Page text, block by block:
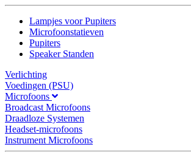
Lampjes voor Pupiters
Microfoonstatieven
Pupiters
Speaker Standen
Verlichting
Voedingen (PSU)
Microfoons
Broadcast Microfoons
Draadloze Systemen
Headset-microfoons
Instrument Microfoons